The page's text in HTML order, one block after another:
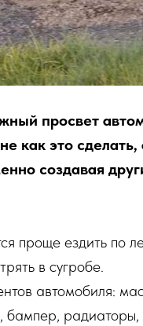
просвет
как это
создавая
проще ездить по
в сугробе.
автомобиля:
бампер,